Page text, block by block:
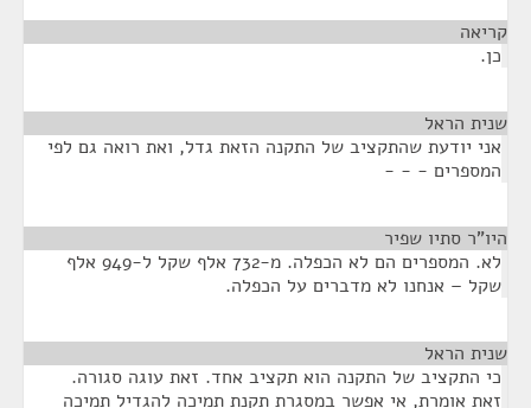
קריאה
כן.
שנית הראל
אני יודעת שהתקציב של התקנה הזאת גדל, ואת רואה גם לפי
המספרים - - -
היו"ר סתיו שפיר
לא. המספרים הם לא הכפלה. מ-732 אלף שקל ל-949 אלף
שקל – אנחנו לא מדברים על הכפלה.
שנית הראל
כי התקציב של התקנה הוא תקציב אחד. זאת עוגה סגורה.
זאת אומרת, אי אפשר במסגרת תקנת תמיכה להגדיל תמיכה